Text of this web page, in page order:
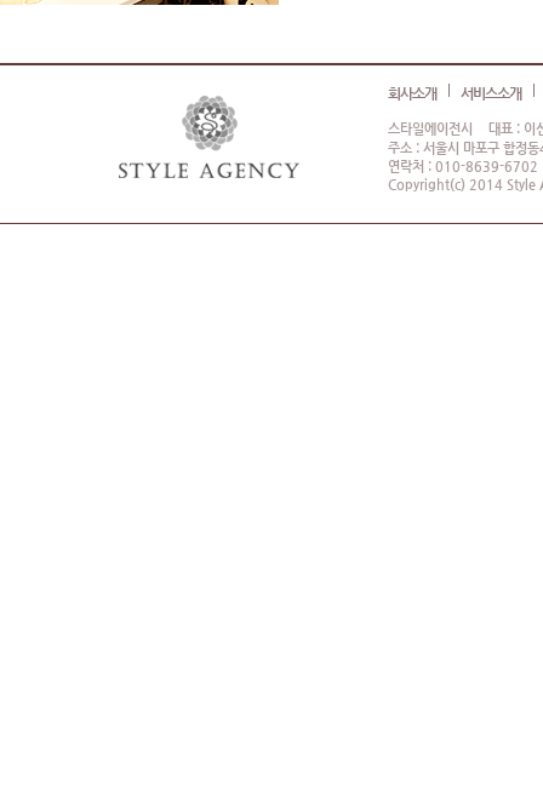
회사소개 서비스소개
스타일에이전시
대표 : 이
주소 : 서울시 마포구 합정
연락처 : 010-8639-6702
Copyright(c) 2014 Style